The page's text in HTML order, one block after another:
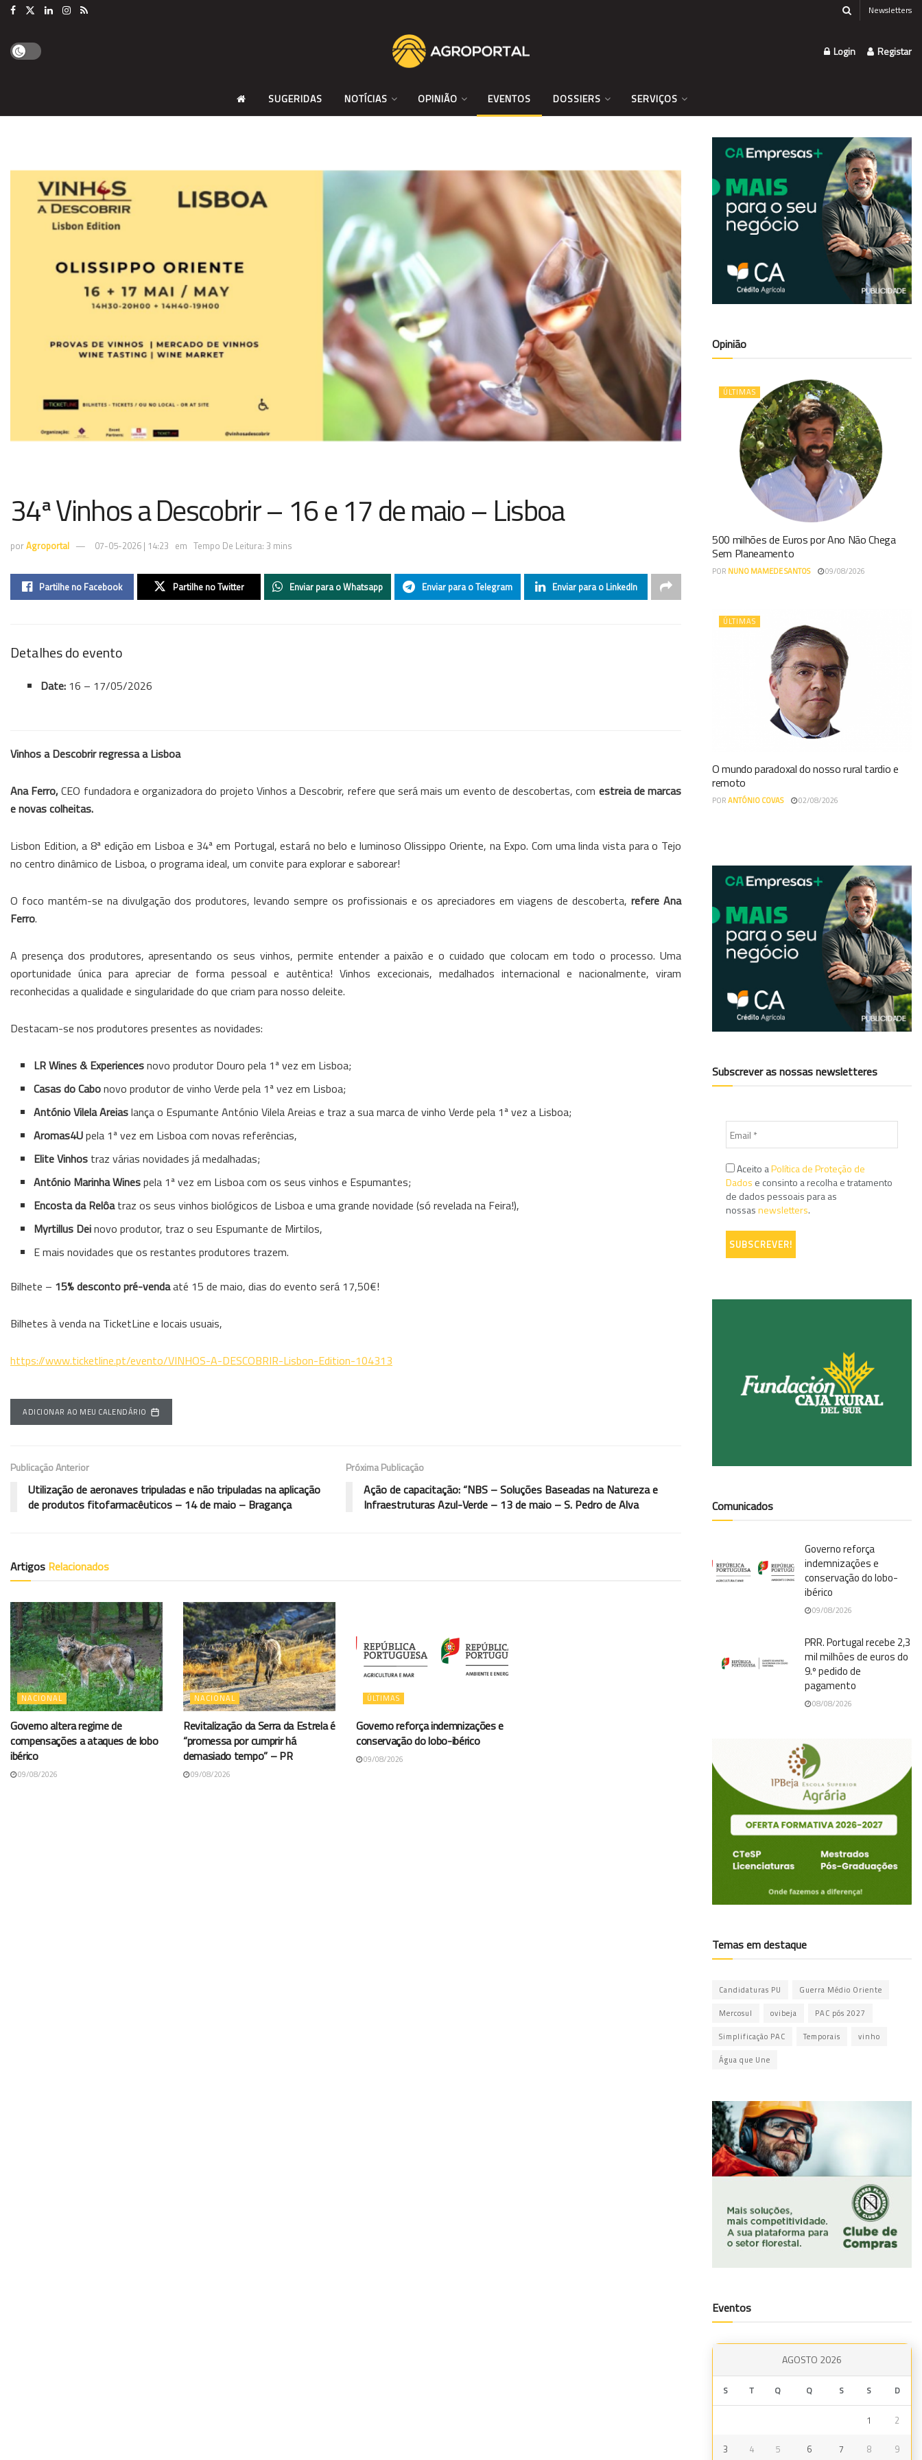
Newsletters
Login Registar
SUGERIDAS NOTÍCIAS OPINIÃO EVENTOS DOSSIERS SERVIÇOS
34ª Vinhos a Descobrir – 16 e 17 de maio – Lisboa
porAgroportal 07-05-2026 | 14:23 em Tempo De Leitura: 3 mins
Partilhe no Facebook Partilhe no Twitter Enviar para o Whatsapp Enviar para o Telegram Enviar para o LinkedIn
Detalhes do evento
Date: 16 – 17/05/2026
Vinhos a Descobrir regressa a Lisboa
Ana Ferro,CEO fundadora e organizadora do projeto Vinhos a Descobrir, refere que será mais um evento de descobertas, com estreia de marcas
e novas colheitas.
Lisbon Edition, a 8ª edição em Lisboa e 34ª em Portugal, estará no belo e luminoso Olissippo Oriente, na Expo. Com uma linda vista para o Tejo
no centro dinâmico de Lisboa, o programa ideal, um convite para explorar e saborear!
O foco mantém-se na divulgação dos produtores, levando sempre os profissionais e os apreciadores em viagens de descoberta,refere Ana
Ferro.
A presença dos produtores, apresentando os seus vinhos, permite entender a paixão e o cuidado que colocam em todo o processo. Uma
oportunidade única para apreciar de forma pessoal e autêntica! Vinhos excecionais, medalhados internacional e nacionalmente, viram
reconhecidas a qualidade e singularidade do que criam para nosso deleite.
Destacam-se nos produtores presentes as novidades:
LR Wines & Experiencesnovo produtor Douro pela 1ª vez em Lisboa;
Casas do Cabonovo produtor de vinho Verde pela 1ª vez em Lisboa;
António Vilela Areiaslança o Espumante António Vilela Areias e traz a sua marca de vinho Verde pela 1ª vez a Lisboa;
Aromas4Upela 1ª vez em Lisboa com novas referências,
Elite Vinhos traz várias novidades já medalhadas;
António Marinha Winespela 1ª vez em Lisboa com os seus vinhos e Espumantes;
Encosta da Relôatraz os seus vinhos biológicos de Lisboa e uma grande novidade (só revelada na Feira!),
Myrtillus Deinovo produtor, traz o seu Espumante de Mirtilos,
E mais novidades que os restantes produtores trazem.
Bilhete – 15% desconto pré-vendaaté 15 de maio, dias do evento será 17,50€!
Bilhetes à venda na TicketLine e locais usuais,
https://www.ticketline.pt/evento/VINHOS-A-DESCOBRIR-Lisbon-Edition-104313
ADICIONAR AO MEU CALENDÁRIO
Publicação Anterior
Utilização de aeronaves tripuladas e não tripuladas na aplicação
de produtos fitofarmacêuticos – 14 de maio – Bragança
Próxima Publicação
Ação de capacitação: “NBS – Soluções Baseadas na Natureza e
Infraestruturas Azul-Verde – 13 de maio – S. Pedro de Alva
Artigos Relacionados
NACIONAL
Governo altera regime de
compensações a ataques de lobo
ibérico
09/08/2026
NACIONAL
Revitalização da Serra da Estrela é
“promessa por cumprir há
demasiado tempo” – PR
09/08/2026
ÚLTIMAS
Governo reforça indemnizações e
conservação do lobo-ibérico
09/08/2026
Opinião
ÚLTIMAS
500 milhões de Euros por Ano Não Chega
Sem Planeamento
POR NUNO MAMEDE SANTOS 09/08/2026
ÚLTIMAS
O mundo paradoxal do nosso rural tardio e
remoto
PORANTÓNIO COVAS 02/08/2026
Subscrever as nossas newsletteres
Aceito aPolítica de Proteção de
Dados e consinto a recolha e tratamento
de dados pessoais para as
nossasnewsletters.
Comunicados
Governo reforça
indemnizações e
conservação do lobo-
ibérico
09/08/2026
PRR. Portugal recebe 2,3
mil milhões de euros do
9.º pedido de
pagamento
08/08/2026
Temas em destaque
Candidaturas PU Guerra Médio Oriente
Mercosul ovibeja PAC pós 2027
Simplificação PAC Temporais vinho
Água que Une
Eventos
AGOSTO 2026
S T Q Q S S D
1 2
3 4 5 6 7 8 9